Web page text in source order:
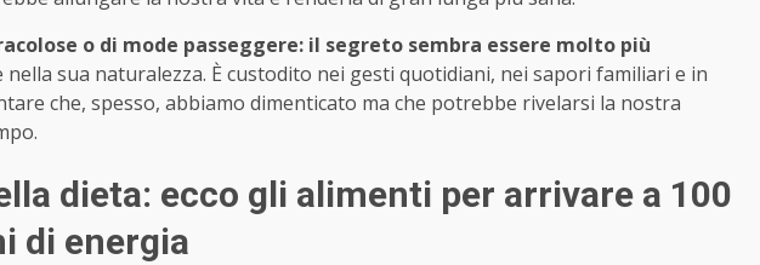
o di mode passeggere: il segreto sembra essere molto più
nella sua naturalezza. È custodito nei gesti quotidiani, nei sapori familiari e in
che, spesso, abbiamo dimenticato ma che potrebbe rivelarsi la nostra
dieta: ecco gli alimenti per arrivare a 100
di energia